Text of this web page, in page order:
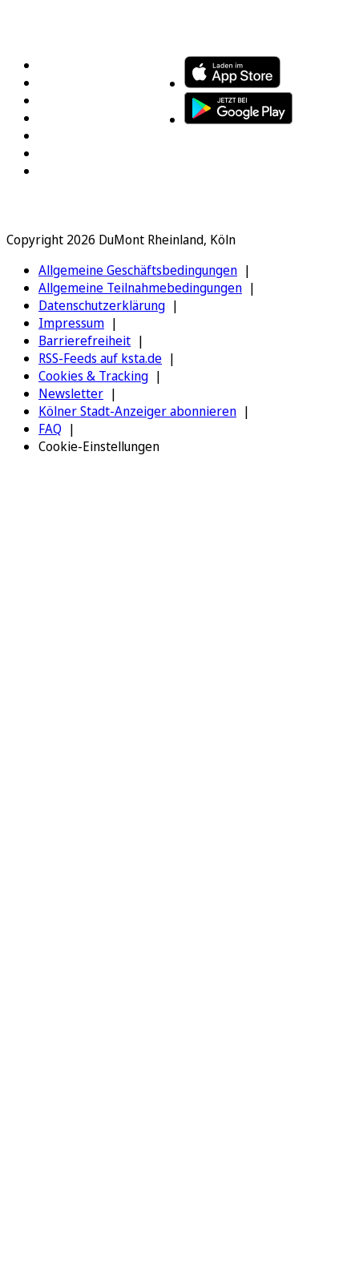
Copyright 2026 DuMont Rheinland, Köln
Allgemeine Geschäftsbedingungen
Allgemeine Teilnahmebedingungen
Datenschutzerklärung
Impressum
Barrierefreiheit
RSS-Feeds auf ksta.de
Cookies & Tracking
Newsletter
Kölner Stadt-Anzeiger abonnieren
FAQ
Cookie-Einstellungen